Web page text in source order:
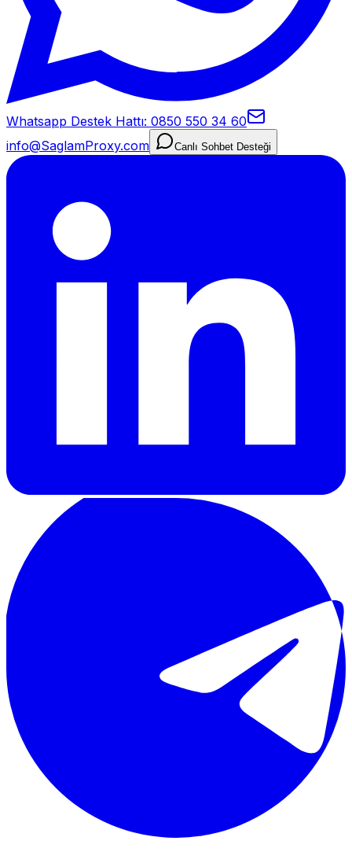
Whatsapp Destek Hattı: 0850 550 34 60
info@SaglamProxy.com
Canlı Sohbet Desteği